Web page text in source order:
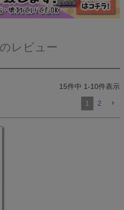
レビュー
15件中 1-10件表示
1 2